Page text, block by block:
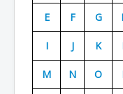
Avions
Personnels
Doctrines
E F G
I J K
M N O